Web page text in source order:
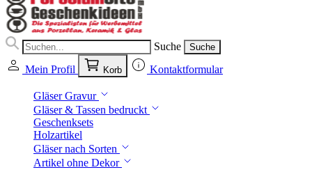
Suche Suche
Mein Profil Korb Kontaktformular
Gläser Gravur
Gläser & Tassen bedruckt
Geschenksets
Holzartikel
Gläser nach Sorten
Artikel ohne Dekor